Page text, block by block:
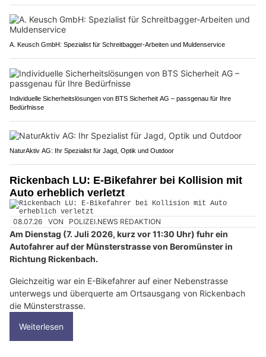
A. Keusch GmbH: Spezialist für Schreitbagger-Arbeiten und Muldenservice
Individuelle Sicherheitslösungen von BTS Sicherheit AG – passgenau für Ihre
Bedürfnisse
NaturAktiv AG: Ihr Spezialist für Jagd, Optik und Outdoor
Rickenbach LU: E-Bikefahrer bei Kollision mit
Auto erheblich verletzt
08.07.26 VON POLIZEI.NEWS REDAKTION
Am Dienstag (7. Juli 2026, kurz vor 11:30 Uhr) fuhr ein
Autofahrer auf der Münsterstrasse von Beromünster in
Richtung Rickenbach.
Gleichzeitig war ein E-Bikefahrer auf einer Nebenstrasse
unterwegs und überquerte am Ortsausgang von Rickenbach
die Münsterstrasse.
Weiterlesen